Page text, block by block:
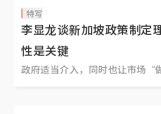
特写
李显龙谈新加坡政策制
性是关键
政府适当介入，同时也让市场“